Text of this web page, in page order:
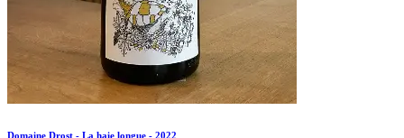
Domaine Drost - La haie longue - 2022